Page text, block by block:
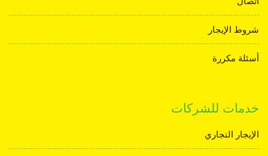
شروط الإيجار
أسئلة مكررة
خدمات للشركات
الإيجار التجاري